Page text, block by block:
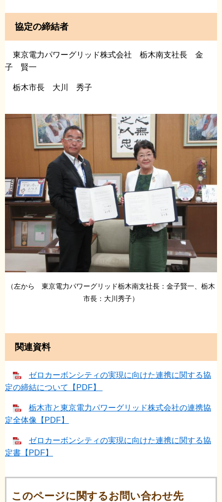
協定の締結者
東京電力パワーグリッド株式会社 栃木南支社長 金
子 賢一
栃木市長 大川 秀子
（左から 東京電力パワーグリッド栃木南支社長：金子賢一、栃木
市長：大川秀子）
関連資料
ゼロカーボンシティの実現に向けた連携に関する協
定の締結について【PDF】
栃木市と東京電力パワーグリッド株式会社の連携協
定全体像【PDF】
ゼロカーボンシティの実現に向けた連携に関する協
定書【PDF】
このページに関するお問い合わせ先